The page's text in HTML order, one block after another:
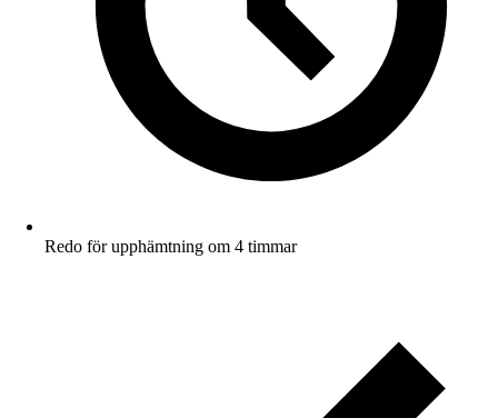
Redo för upphämtning om 4 timmar